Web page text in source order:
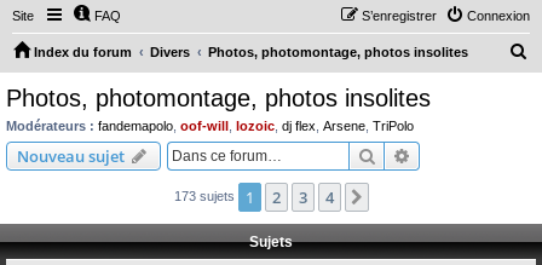
Site FAQ Connexion
S’enregistrer
Index du forum Divers Photos, photomontage, photos insolites
c
h
Photos, photomontage, photos insolites
Modérateurs : fandemapolo oof-will lozoic dj flex Arsene TriPolo
Nouveau sujet Rechercher
173 sujets 1 2 3 4
Sujets